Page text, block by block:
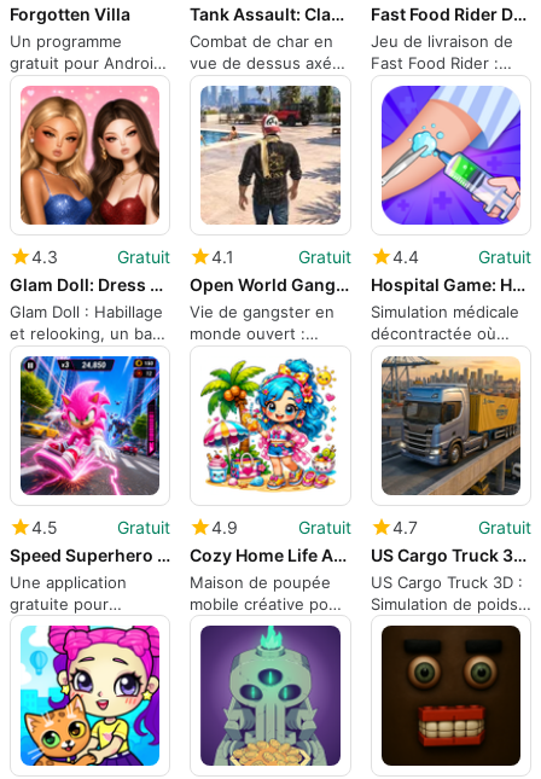
Forgotten Villa
Un programme
gratuit pour Android,
par DeadLogics.
Tank Assault: Clash Arena
Combat de char en
vue de dessus axé
sur le ciblage et la
performance mobile
Fast Food Rider Delivery Game
Jeu de livraison de
Fast Food Rider :
simulation de
livraison à moto sur
Android
4.3
Gratuit
Glam Doll: Dress Up Makeover
Glam Doll : Habillage
et relooking, un bac
à sable de stylisme
mobile
4.1
Gratuit
Open World Gangster Life Game
Vie de gangster en
monde ouvert :
conduite en sandbox
mobile avec des
mods de survie
4.4
Gratuit
Hospital Game: Happy Doctor
Simulation médicale
décontractée où
vous jouez un
médecin joyeux sur
Android
4.5
Gratuit
Speed Superhero City Fighter
Une application
gratuite pour
Android, par PLAY
BLOOM.
4.9
Gratuit
Cozy Home Life Adventure World
Maison de poupée
mobile créative pour
la décoration, les
avatars et le jeu de
rôle détendu
4.7
Gratuit
US Cargo Truck 3D Driving Game
US Cargo Truck 3D :
Simulation de poids
lourds mobile avec
une profondeur de
mission